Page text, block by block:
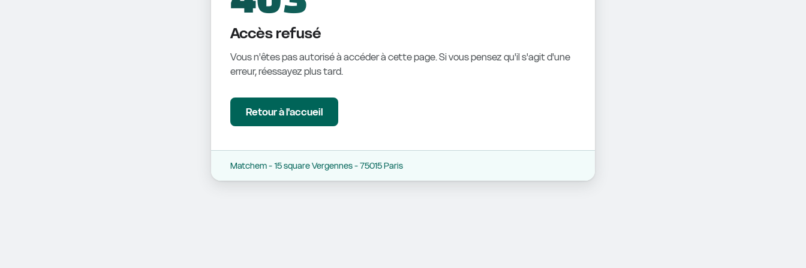
Accès refusé
Vous n'êtes pas autorisé à accéder à cette page. Si vous pensez qu'il s'agit d'une
erreur, réessayez plus tard.
Retour à l'accueil
Matchem - 15 square Vergennes - 75015 Paris